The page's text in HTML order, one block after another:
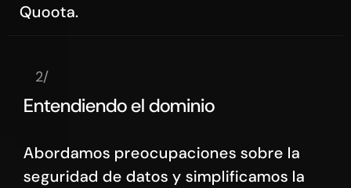
Quoota.
2/
Entendiendo el dominio
Abordamos preocupaciones sobre la
seguridad de datos y simplificamos la